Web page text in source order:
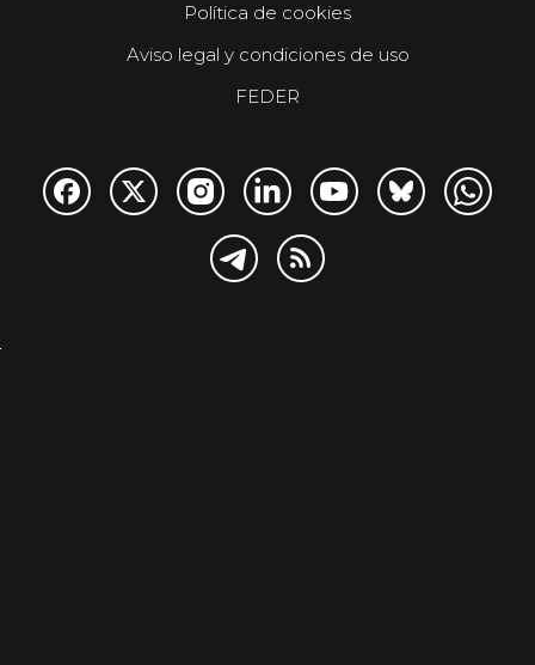
Política de cookies
Aviso legal y condiciones de uso
FEDER